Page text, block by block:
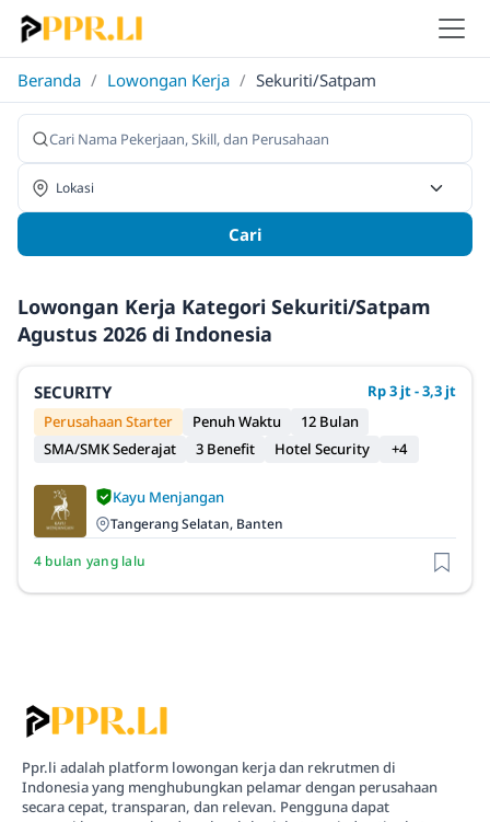
Beranda / Lowongan Kerja / Sekuriti/Satpam
Cari
Lowongan Kerja Kategori Sekuriti/Satpam
Agustus 2026 di Indonesia
SECURITY
Rp 3 jt - 3,3 jt
Perusahaan Starter
Penuh Waktu
12 Bulan
SMA/SMK Sederajat
3 Benefit Hotel Security +4
Kayu Menjangan
Tangerang Selatan, Banten
4 bulan yang lalu
Ppr.li adalah platform lowongan kerja dan rekrutmen di
Indonesia yang menghubungkan pelamar dengan perusahaan
secara cepat, transparan, dan relevan. Pengguna dapat